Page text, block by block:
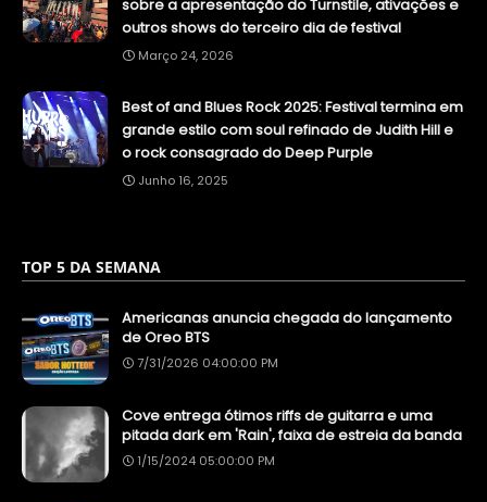
sobre a apresentação do Turnstile, ativações e
outros shows do terceiro dia de festival
Março 24, 2026
Best of and Blues Rock 2025: Festival termina em
grande estilo com soul refinado de Judith Hill e
o rock consagrado do Deep Purple
Junho 16, 2025
TOP 5 DA SEMANA
Americanas anuncia chegada do lançamento
de Oreo BTS
7/31/2026 04:00:00 PM
Cove entrega ótimos riffs de guitarra e uma
pitada dark em 'Rain', faixa de estreia da banda
1/15/2024 05:00:00 PM